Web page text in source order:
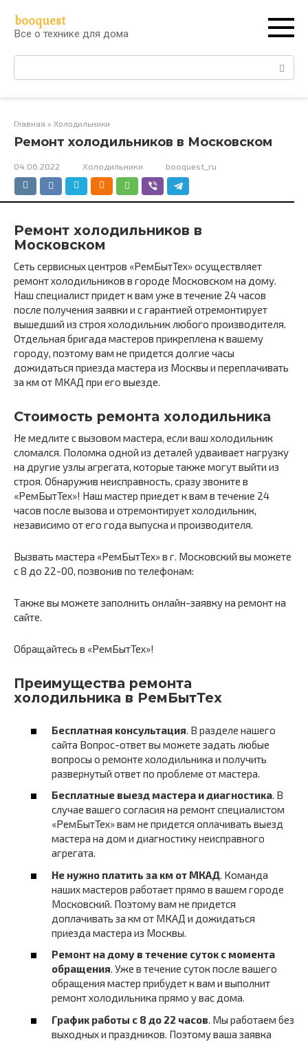
контенту
booquest
Все о технике для дома
Поиск:
Главная » Холодильники
Ремонт холодильников в Московском
04.06.2022 Холодильники booquest_ru
Ремонт холодильников в
Московском
Сеть сервисных центров «РемБытТех» осуществляет
ремонт холодильников в городе Московском на дому.
Наш специалист придет к вам уже в течение 24 часов
после получения заявки и с гарантией отремонтирует
вышедший из строя холодильник любого производителя.
Отдельная бригада мастеров прикреплена к вашему
городу, поэтому вам не придется долгие часы
дожидаться приезда мастера из Москвы и переплачивать
за км от МКАД при его выезде.
Стоимость ремонта холодильника
Не медлите с вызовом мастера, если ваш холодильник
сломался. Поломка одной из деталей удваивает нагрузку
на другие узлы агрегата, которые также могут выйти из
строя. Обнаружив неисправность, сразу звоните в
«РемБытТех»! Наш мастер приедет к вам в течение 24
часов после вызова и отремонтирует холодильник,
независимо от его года выпуска и производителя.
Вызвать мастера «РемБытТех» в г. Московский вы можете
с 8 до 22-00, позвонив по телефонам:
Также вы можете заполнить онлайн-заявку на ремонт на
сайте.
Обращайтесь в «РемБытТех»!
Преимущества ремонта
холодильника в РемБытТех
Бесплатная консультация . В разделе нашего
сайта Вопрос-ответ вы можете задать любые
вопросы о ремонте холодильника и получить
развернутый ответ по проблеме от мастера.
Бесплатные выезд мастера и диагностика. В
случае вашего согласия на ремонт специалистом
«РемБытТех» вам не придется оплачивать выезд
мастера на дом и диагностику неисправного
агрегата.
Не нужно платить за км от МКАД . Команда
наших мастеров работает прямо в вашем городе
Московский. Поэтому вам не придется
доплачивать за км от МКАД и дожидаться
приезда мастера из Москвы.
Ремонт на дому в течение суток с момента
обращения. Уже в течение суток после вашего
обращения мастер прибудет к вам и выполнит
ремонт холодильника прямо у вас дома.
График работы с 8 до 22 часов . Мы работаем без
выходных и праздников. Поэтому ваша заявка